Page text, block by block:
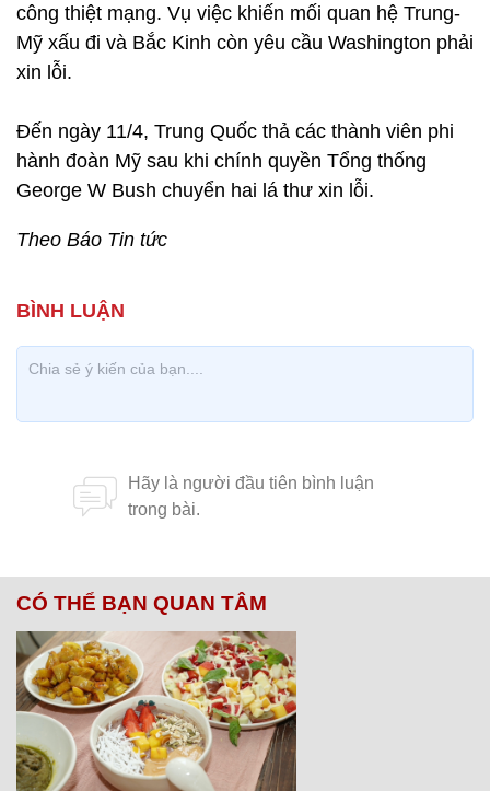
công thiệt mạng. Vụ việc khiến mối quan hệ Trung-
Mỹ xấu đi và Bắc Kinh còn yêu cầu Washington phải
xin lỗi.
Đến ngày 11/4, Trung Quốc thả các thành viên phi
hành đoàn Mỹ sau khi chính quyền Tổng thống
George W Bush chuyển hai lá thư xin lỗi.
Theo Báo Tin tức
CÓ THỂ BẠN QUAN TÂM